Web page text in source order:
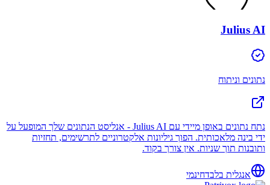
Julius AI
נתונים וניתוח
נתח נתונים באופן מיידי עם Julius AI - אנליסט הנתונים שלך המופעל על
ידי בינה מלאכותית. הפוך גיליונות אלקטרוניים לתרשימים, תחזיות
ותובנות תוך שניות. אין צורך בקוד.
אנגלית בלבדחינמי